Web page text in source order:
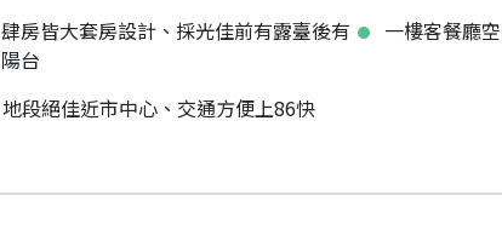
肆房皆大套房設計、採光佳前有露臺後有
陽台
一樓客餐廳
地段絕佳近市中心、交通方便上86快